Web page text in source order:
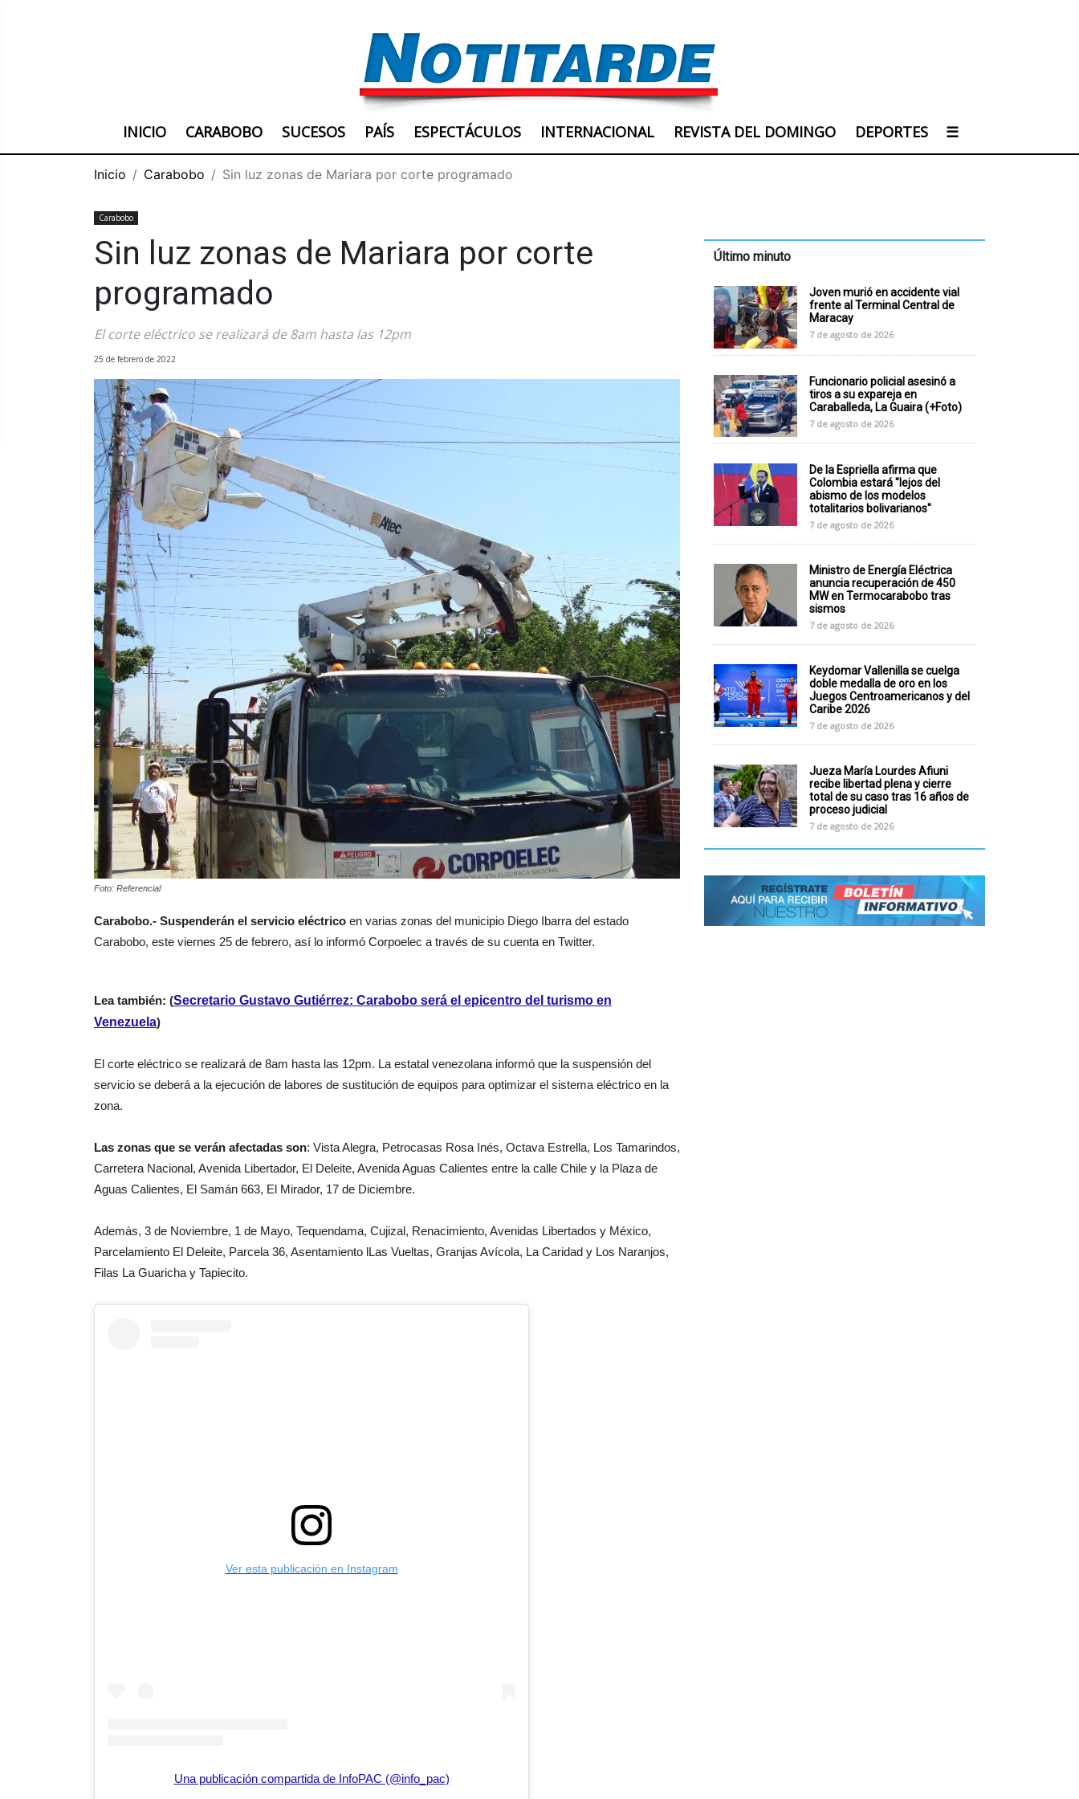
INICIO CARABOBO SUCESOS PAÍS ESPECTÁCULOS INTERNACIONAL REVISTA DEL DOMINGO DEPORTES ☰
Inicio Carabobo Sin luz zonas de Mariara por corte programado
Carabobo
Sin luz zonas de Mariara por corte
programado
El corte eléctrico se realizará de 8am hasta las 12pm
25 de febrero de 2022
Foto: Referencial
Carabobo.- Suspenderán el servicio eléctrico en varias zonas del municipio Diego Ibarra del estado
Carabobo, este viernes 25 de febrero, así lo informó Corpoelec a través de su cuenta en Twitter.
Lea también: (Secretario Gustavo Gutiérrez: Carabobo será el epicentro del turismo en
Venezuela)
El corte eléctrico se realizará de 8am hasta las 12pm. La estatal venezolana informó que la suspensión del
servicio se deberá a la ejecución de labores de sustitución de equipos para optimizar el sistema eléctrico en la
zona.
Las zonas que se verán afectadas son: Vista Alegra, Petrocasas Rosa Inés, Octava Estrella, Los Tamarindos,
Carretera Nacional, Avenida Libertador, El Deleite, Avenida Aguas Calientes entre la calle Chile y la Plaza de
Aguas Calientes, El Samán 663, El Mirador, 17 de Diciembre.
Además, 3 de Noviembre, 1 de Mayo, Tequendama, Cujizal, Renacimiento, Avenidas Libertados y México,
Parcelamiento El Deleite, Parcela 36, Asentamiento lLas Vueltas, Granjas Avícola, La Caridad y Los Naranjos,
Filas La Guaricha y Tapiecito.
Ver esta publicación en Instagram
Una publicación compartida de InfoPAC (@info_pac)
Último minuto
Joven murió en accidente vial
frente al Terminal Central de
Maracay
7 de agosto de 2026
Funcionario policial asesinó a
tiros a su expareja en
Caraballeda, La Guaira (+Foto)
7 de agosto de 2026
De la Espriella afirma que
Colombia estará "lejos del
abismo de los modelos
totalitarios bolivarianos"
7 de agosto de 2026
Ministro de Energía Eléctrica
anuncia recuperación de 450
MW en Termocarabobo tras
sismos
7 de agosto de 2026
Keydomar Vallenilla se cuelga
doble medalla de oro en los
Juegos Centroamericanos y del
Caribe 2026
7 de agosto de 2026
Jueza María Lourdes Afiuni
recibe libertad plena y cierre
total de su caso tras 16 años de
proceso judicial
7 de agosto de 2026